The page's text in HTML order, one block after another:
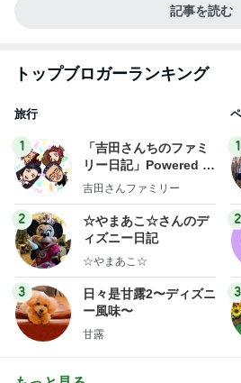
記事を読む
トップブロガーランキング
旅行
1
「吉田さんちのファミ
リー日記」Powered b
y Ameba 吉田さんファ
ログ
吉田さんファミリー
2
☆やまあこ☆さんのデ
ィズニー日記
☆やまあこ☆
3
日々是甘露2〜ディズニ
ー風味〜
甘露
1
2
3